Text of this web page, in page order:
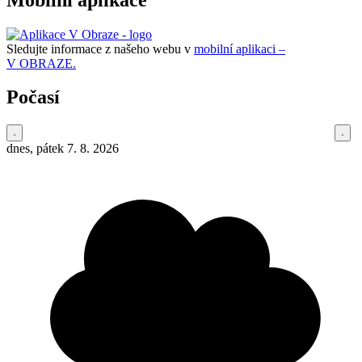
Sledujte informace z našeho webu v mobilní aplikaci –
V OBRAZE.
Počasí
dnes, pátek 7. 8. 2026